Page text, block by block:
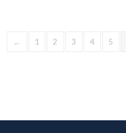
← 1 2 3 4 5